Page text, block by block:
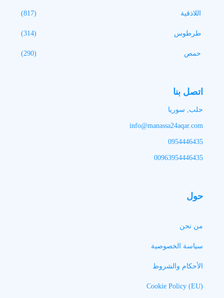
اللاذقية (817)
طرطوس (314)
حمص (290)
اتصل بنا
حلب, سوريا
info@manassa24aqar.com
0954446435
00963954446435
حول
من نحن
سياسة الخصوصية
الأحكام والشروط
Cookie Policy (EU)